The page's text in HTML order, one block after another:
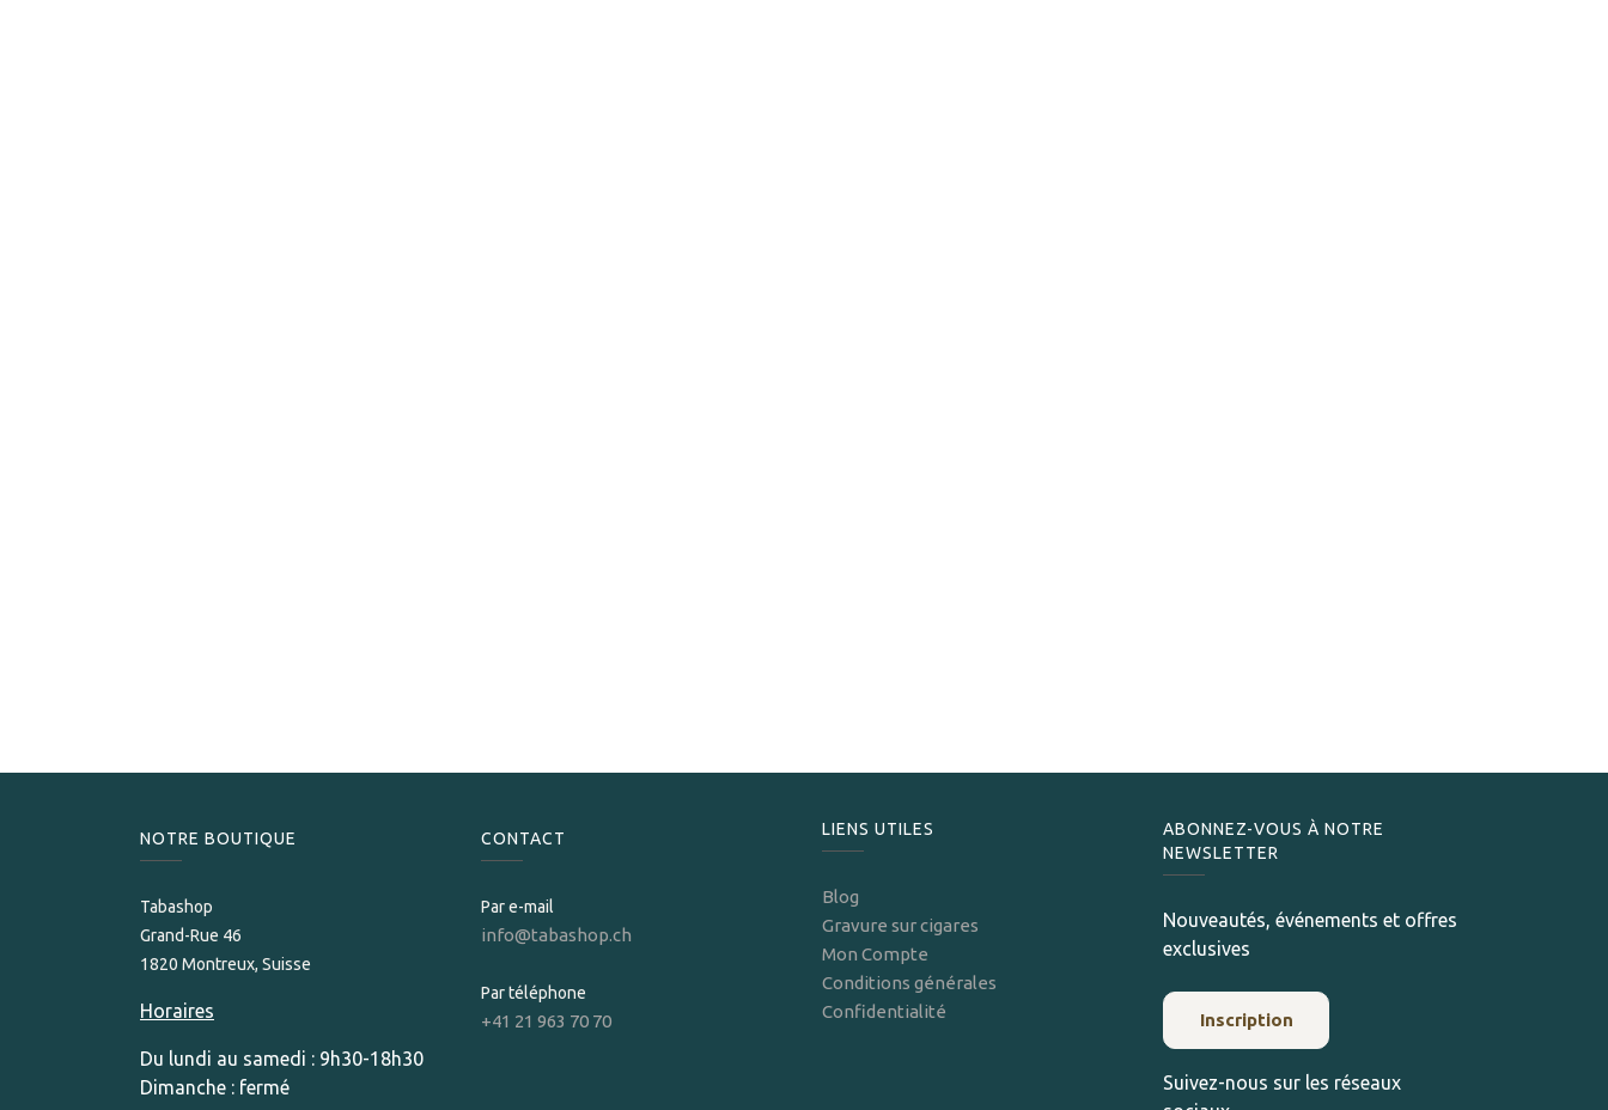
NOTRE BOUTIQUE
Tabashop
Grand-Rue 46
1820 Montreux, Suisse
Horaires
Du lundi au samedi : 9h30-18h30
Dimanche : fermé
CONTACT
Par e-mail
info@tabashop.ch
Par téléphone
+41 21 963 70 70
LIENS UTILES
Blog
Gravure sur cigares
Mon Compte
Conditions générales
Confidentialité
ABONNEZ-VOUS À NOTRE
NEWSLETTER
Nouveautés, événements et offres
exclusives
Inscription
Suivez-nous sur les réseaux